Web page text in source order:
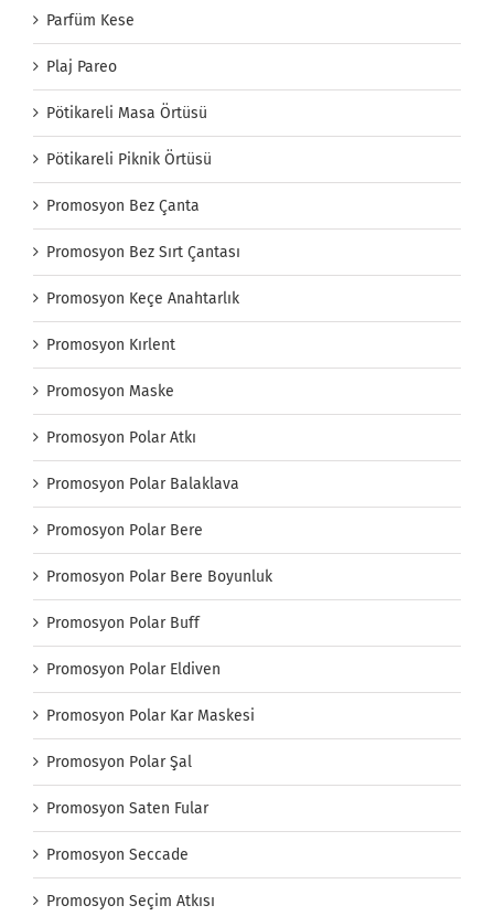
Parfüm Kese
Plaj Pareo
Pötikareli Masa Örtüsü
Pötikareli Piknik Örtüsü
Promosyon Bez Çanta
Promosyon Bez Sırt Çantası
Promosyon Keçe Anahtarlık
Promosyon Kırlent
Promosyon Maske
Promosyon Polar Atkı
Promosyon Polar Balaklava
Promosyon Polar Bere
Promosyon Polar Bere Boyunluk
Promosyon Polar Buff
Promosyon Polar Eldiven
Promosyon Polar Kar Maskesi
Promosyon Polar Şal
Promosyon Saten Fular
Promosyon Seccade
Promosyon Seçim Atkısı